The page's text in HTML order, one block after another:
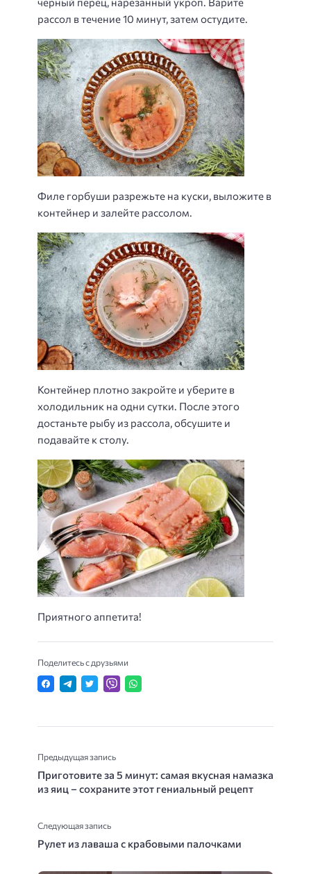
рассол в течение 10 минут, затем остудите.
Филе горбуши разрежьте на куски, выложите в
контейнер и залейте рассолом.
Контейнер плотно закройте и уберите в
холодильник на одни сутки. После этого
достаньте рыбу из рассола, обсушите и
подавайте к столу.
Приятного аппетита!
Поделитесь с друзьями
Предыдущая запись
Приготовите за 5 минут: самая вкусная намазка
из яиц – сохраните этот гениальный рецепт
Следующая запись
Рулет из лаваша с крабовыми палочками